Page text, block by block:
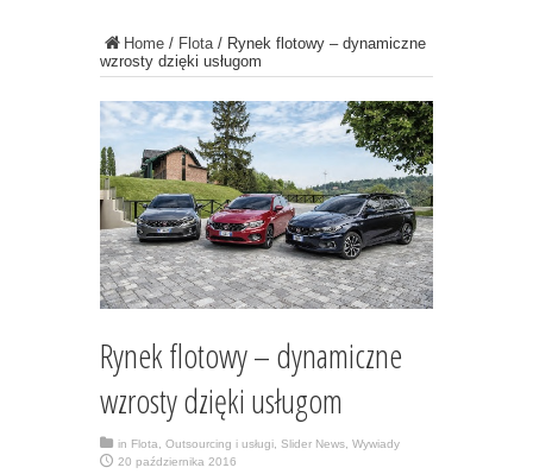
Home / Flota/ Rynek flotowy – dynamiczne
wzrosty dzięki usługom
Rynek flotowy – dynamiczne
wzrosty dzięki usługom
in Flota Outsourcing i usługi Slider News Wywiady
20 października 2016